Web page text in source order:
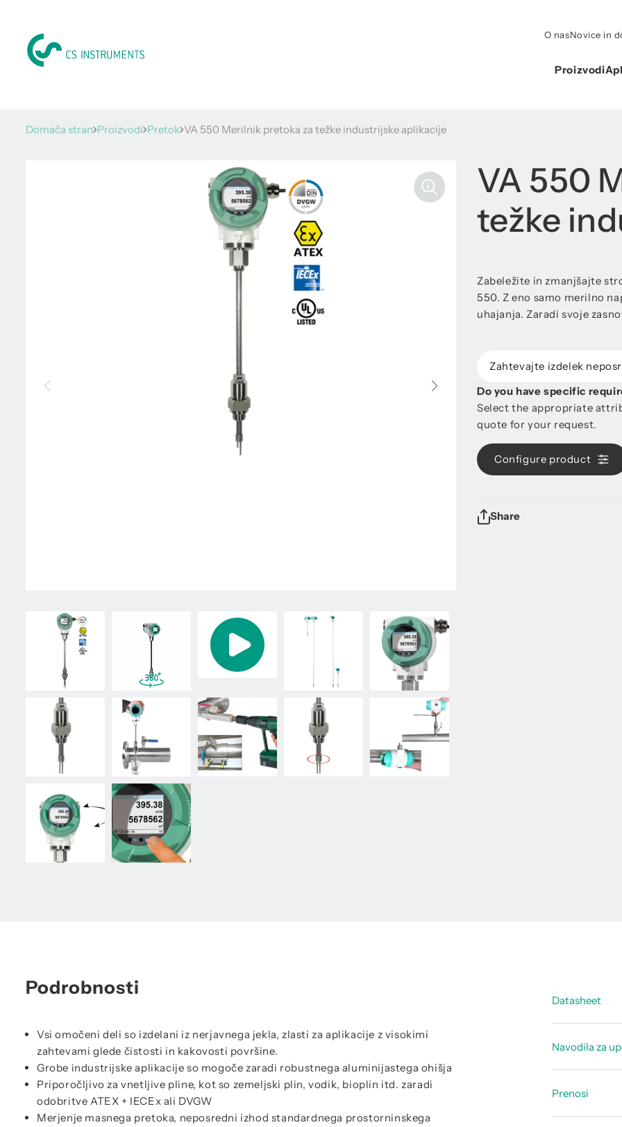
O nasNovice in
Proizvodi
Domača stran Proizvodi Pretok VA 550 Merilnik pretoka za težke industrijske aplikacije
VA 550
težke
Zabeležite in zmanjšajte
550. Z eno samo merilno
uhajanja. Zaradi svoje
Zahtevajte izdelek
Do you have specific
Select the appropriate
quote for your request.
Configure product
Share
Podrobnosti
Vsi omočeni deli so izdelani iz nerjavnega jekla, zlasti za aplikacije z visokimi
zahtevami glede čistosti in kakovosti površine.
Grobe industrijske aplikacije so mogoče zaradi robustnega aluminijastega ohišja
Priporočljivo za vnetljive pline, kot so zemeljski plin, vodik, bioplin itd. zaradi
odobritve ATEX + IECEx ali DVGW
Merjenje masnega pretoka, neposredni izhod standardnega prostorninskega
Datasheet
Navodila za
Prenosi